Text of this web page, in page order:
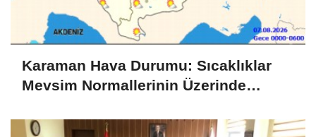
Karaman Hava Durumu: Sıcaklıklar
Mevsim Normallerinin Üzerinde